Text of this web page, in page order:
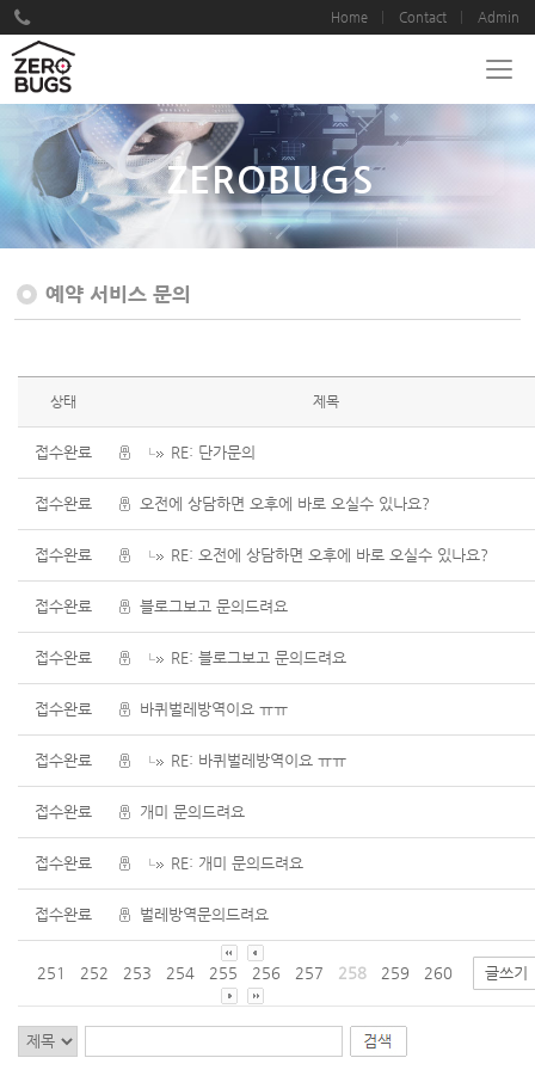
Home Contact Admin
ZEROBUGS
예약 서비스 문의
상태 제목
접수완료 RE: 단가문의
접수완료 오전에 상담하면 오후에 바로 오실수 있나요?
접수완료 RE: 오전에 상담하면 오후에 바로 오실수 있나요?
접수완료 블로그보고 문의드려요
접수완료 RE: 블로그보고 문의드려요
접수완료 바퀴벌레방역이요 ㅠㅠ
접수완료 RE: 바퀴벌레방역이요 ㅠㅠ
접수완료 개미 문의드려요
접수완료 RE: 개미 문의드려요
접수완료 벌레방역문의드려요
251 252 253 254 255 256 257 258 259 260 글쓰기